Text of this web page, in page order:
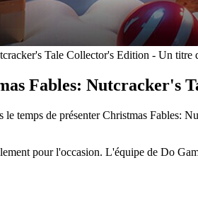
Tale Collector's Edition - Un titre
Fables: Nutcracker's
temps de présenter Christmas Fables:
pour l'occasion. L'équipe de Do